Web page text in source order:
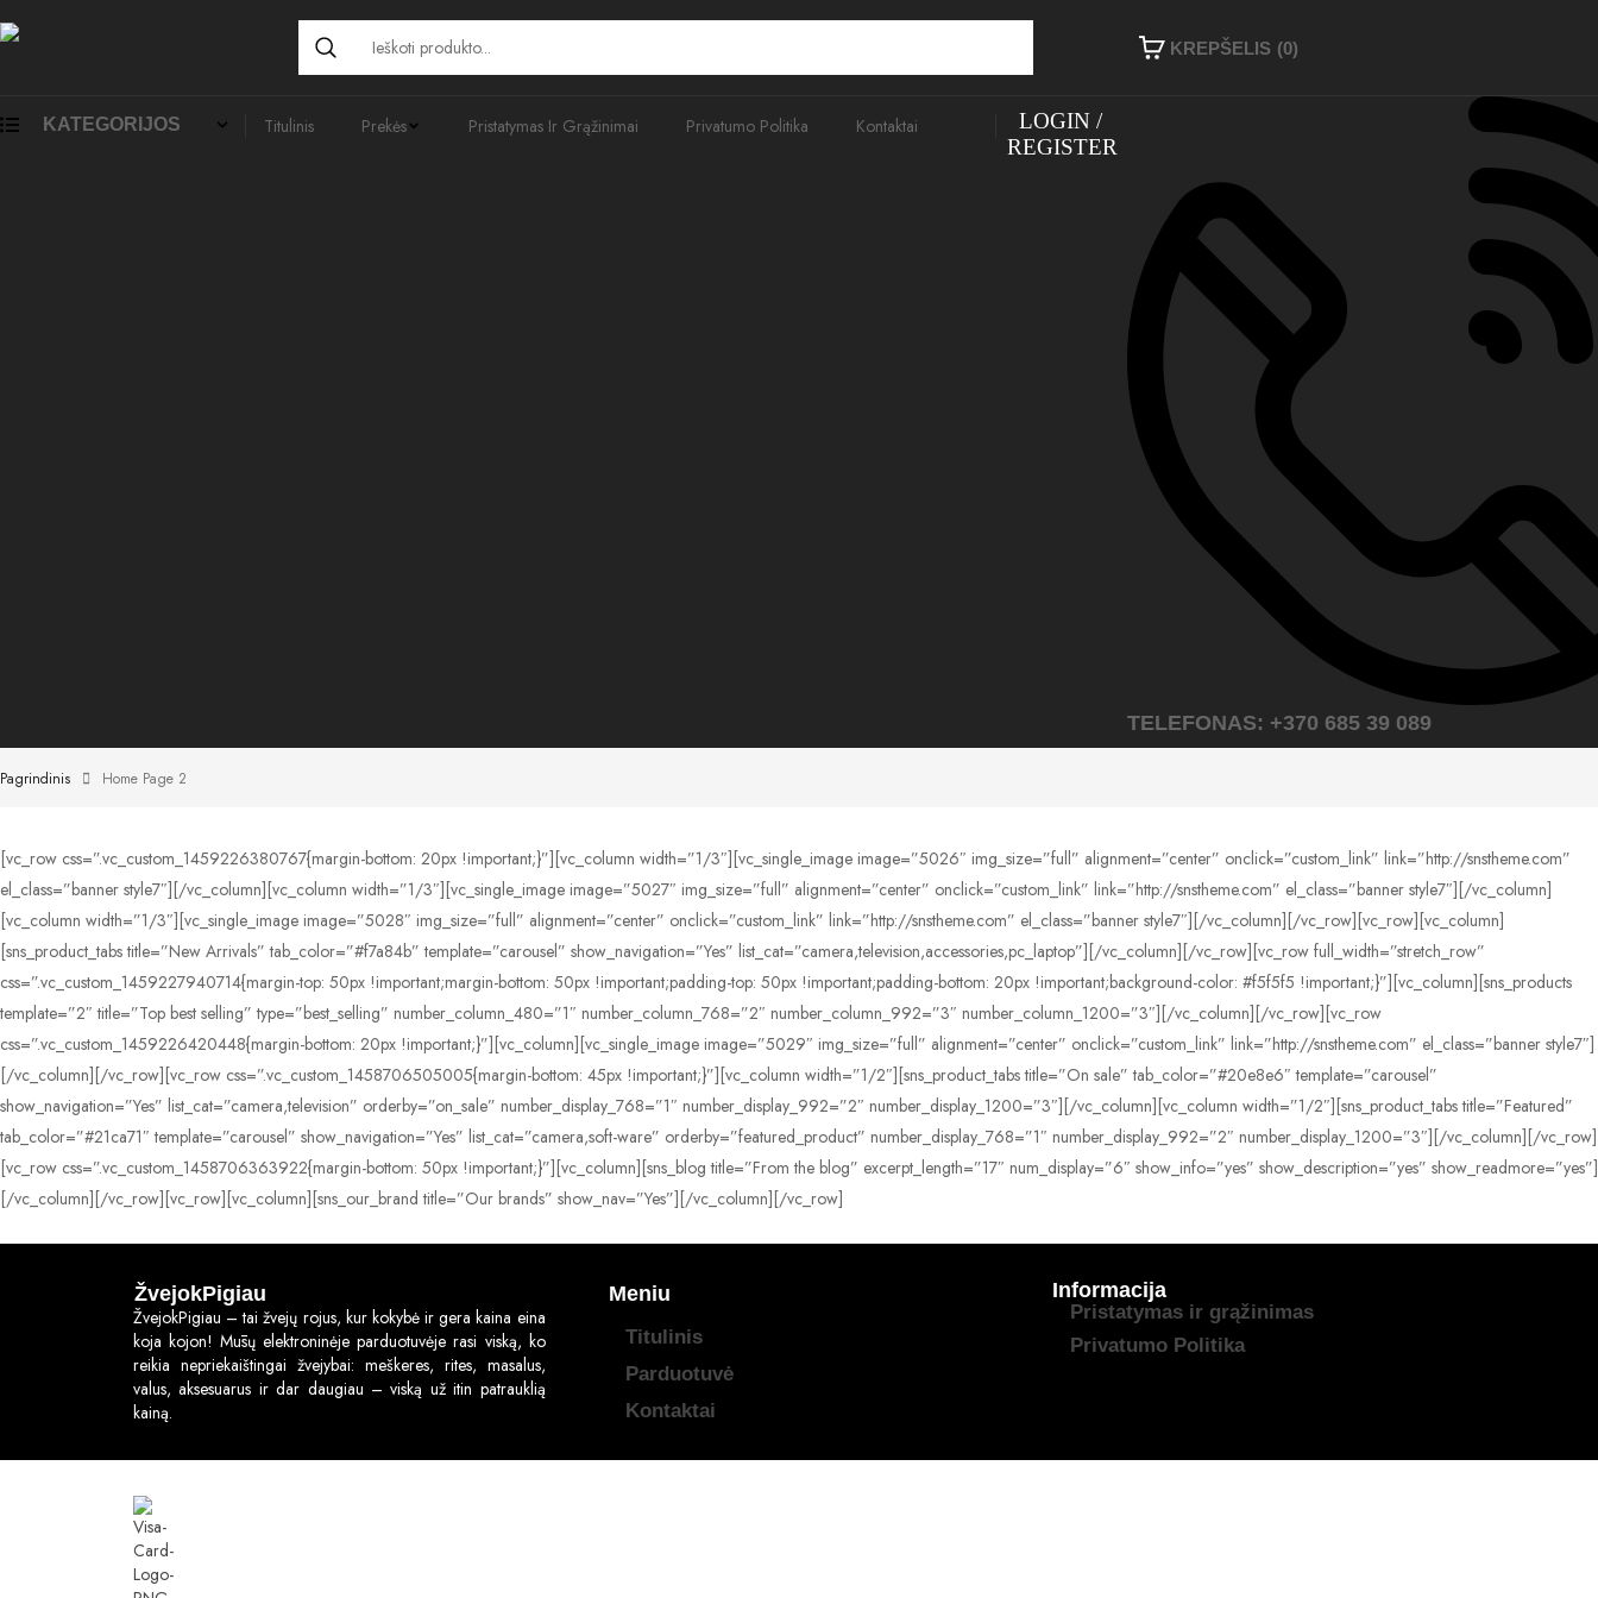
KREPŠELIS (0)
KATEGORIJOS Titulinis Prekės Pristatymas Ir Grąžinimai Privatumo Politika Kontaktai
LOGIN
REGISTER
TELEFONAS: +370 685 39 089
Pagrindinis Home Page 2
[vc_row css=”.vc_custom_1459226380767{margin-bottom: 20px !important;}”][vc_column width=”1/3″][vc_single_image image=”5026″ img_size=”full” alignment=”center” onclick=”custom_link” link=”http://snstheme.com”
el_class=”banner style7″][/vc_column][vc_column width=”1/3″][vc_single_image image=”5027″ img_size=”full” alignment=”center” onclick=”custom_link” link=”http://snstheme.com” el_class=”banner style7″][/vc_column]
[vc_column width=”1/3″][vc_single_image image=”5028″ img_size=”full” alignment=”center” onclick=”custom_link” link=”http://snstheme.com” el_class=”banner style7″][/vc_column][/vc_row][vc_row][vc_column]
[sns_product_tabs title=”New Arrivals” tab_color=”#f7a84b” template=”carousel” show_navigation=”Yes” list_cat=”camera,television,accessories,pc_laptop”][/vc_column][/vc_row][vc_row full_width=”stretch_row”
css=”.vc_custom_1459227940714{margin-top: 50px !important;margin-bottom: 50px !important;padding-top: 50px !important;padding-bottom: 20px !important;background-color: #f5f5f5 !important;}”][vc_column][sns_products
template=”2″ title=”Top best selling” type=”best_selling” number_column_480=”1″ number_column_768=”2″ number_column_992=”3″ number_column_1200=”3″][/vc_column][/vc_row][vc_row
css=”.vc_custom_1459226420448{margin-bottom: 20px !important;}”][vc_column][vc_single_image image=”5029″ img_size=”full” alignment=”center” onclick=”custom_link” link=”http://snstheme.com” el_class=”banner style7″]
[/vc_column][/vc_row][vc_row css=”.vc_custom_1458706505005{margin-bottom: 45px !important;}”][vc_column width=”1/2″][sns_product_tabs title=”On sale” tab_color=”#20e8e6″ template=”carousel”
show_navigation=”Yes” list_cat=”camera,television” orderby=”on_sale” number_display_768=”1″ number_display_992=”2″ number_display_1200=”3″][/vc_column][vc_column width=”1/2″][sns_product_tabs title=”Featured”
tab_color=”#21ca71″ template=”carousel” show_navigation=”Yes” list_cat=”camera,soft-ware” orderby=”featured_product” number_display_768=”1″ number_display_992=”2″ number_display_1200=”3″][/vc_column][/vc_row]
[vc_row css=”.vc_custom_1458706363922{margin-bottom: 50px !important;}”][vc_column][sns_blog title=”From the blog” excerpt_length=”17″ num_display=”6″ show_info=”yes” show_description=”yes” show_readmore=”yes”]
[/vc_column][/vc_row][vc_row][vc_column][sns_our_brand title=”Our brands” show_nav=”Yes”][/vc_column][/vc_row]
ŽvejokPigiau
ŽvejokPigiau – tai žvejų rojus, kur kokybė ir gera kaina eina
koja kojon! Mūsų elektroninėje parduotuvėje rasi viską, ko
reikia nepriekaištingai žvejybai: meškeres, rites, masalus,
valus, aksesuarus ir dar daugiau – viską už itin patrauklią
kainą.
Meniu
Titulinis
Parduotuvė
Kontaktai
Informacija
Pristatymas ir grąžinimas
Privatumo Politika